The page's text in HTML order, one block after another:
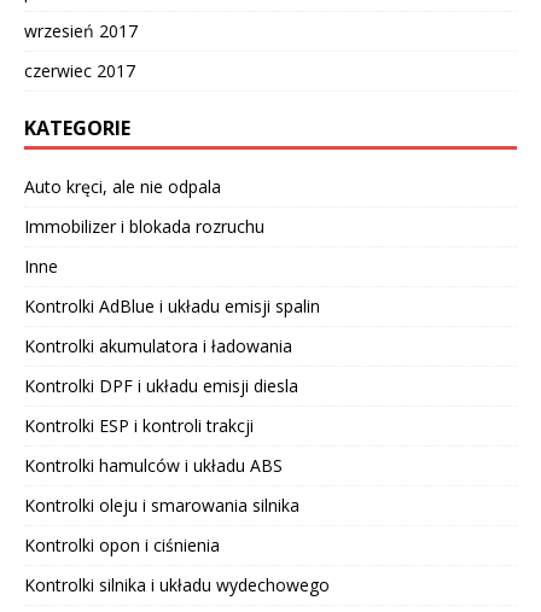
wrzesień 2017
czerwiec 2017
KATEGORIE
Auto kręci, ale nie odpala
Immobilizer i blokada rozruchu
Inne
Kontrolki AdBlue i układu emisji spalin
Kontrolki akumulatora i ładowania
Kontrolki DPF i układu emisji diesla
Kontrolki ESP i kontroli trakcji
Kontrolki hamulców i układu ABS
Kontrolki oleju i smarowania silnika
Kontrolki opon i ciśnienia
Kontrolki silnika i układu wydechowego